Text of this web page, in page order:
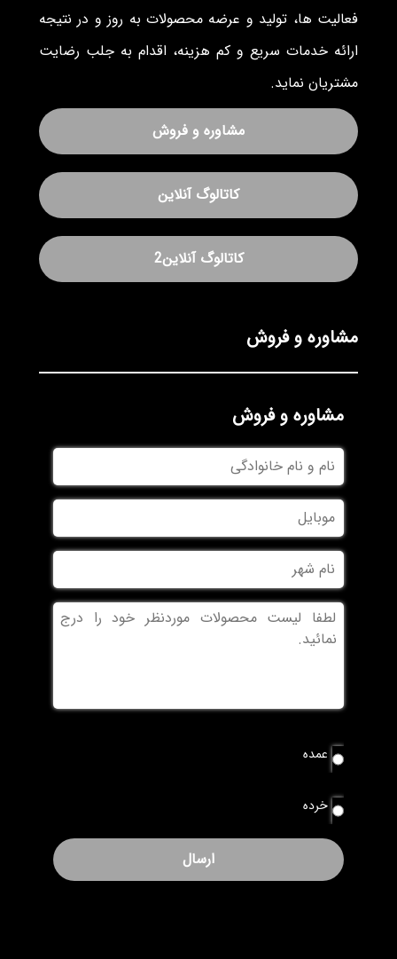
فعالیت ها، تولید و عرضه محصولات به روز و در نتیجه
ارائه خدمات سریع و کم هزینه، اقدام به جلب رضایت
مشتریان نماید.
مشاوره و فروش
کاتالوگ آنلاین
کاتالوگ آنلاین2
مشاوره و فروش
مشاوره و فروش
نام
و
نام
خانوادگی
موبایل
نام
شهر
بدون
عنوان
نوع
سفارش
عمده
خرده